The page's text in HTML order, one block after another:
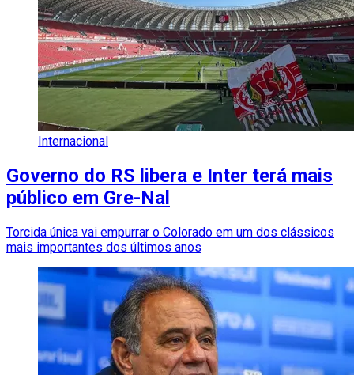
Internacional
Governo do RS libera e Inter terá mais
público em Gre-Nal
Torcida única vai empurrar o Colorado em um dos clássicos
mais importantes dos últimos anos